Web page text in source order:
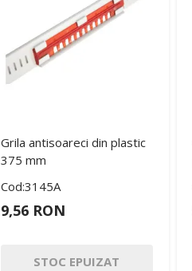
Grila antisoareci din plastic
375 mm
Cod:3145A
9,56 RON
STOC EPUIZAT